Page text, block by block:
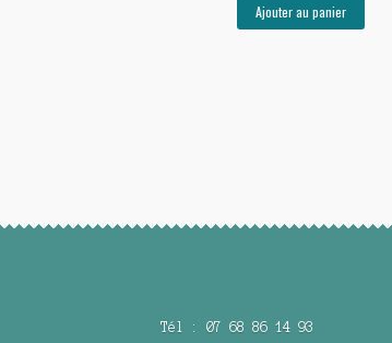
Ajouter au panier
Tél : 07 68 86 14 93